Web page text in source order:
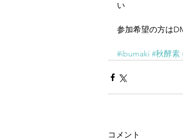
い
参加希望の方は
#ibumaki #秋酵素
コメント